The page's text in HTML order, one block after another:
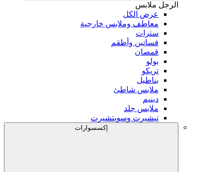
الرجل ملابس
عرض الكل
معاطف وملابس خارجية
سترات
فساتين وأطقم
قمصان
بولو
تريكو
بناطيل
ملابس شاطئ
دينيم
ملابس جلد
تيشيرت وسويتشيرت
إكسسوارات